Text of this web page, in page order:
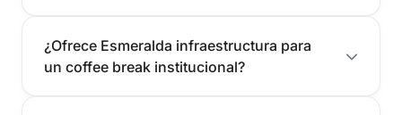
¿Ofrece Esmeralda infraestructura para
un coffee break institucional?